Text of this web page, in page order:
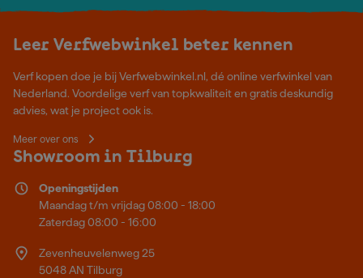
Leer Verfwebwinkel beter kennen
Verf kopen doe je bij Verfwebwinkel.nl, dé online verfwinkel van
Nederland. Voordelige verf van topkwaliteit en gratis deskundig
advies, wat je project ook is.
Meer over ons
Showroom in Tilburg
Openingstijden
Maandag t/m vrijdag 08:00 - 18:00
Zaterdag 08:00 - 16:00
Zevenheuvelenweg 25
5048 AN Tilburg